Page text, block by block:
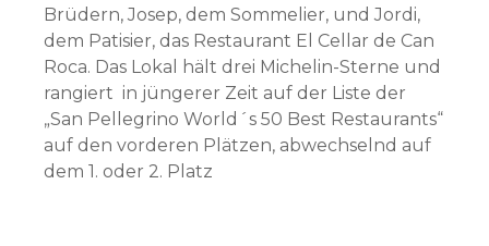
Brüdern, Josep, dem Sommelier, und Jordi,
dem Patisier, das Restaurant El Cellar de Can
Roca. Das Lokal hält drei Michelin-Sterne und
rangiert in jüngerer Zeit auf der Liste der
„San Pellegrino World´s 50 Best Restaurants“
auf den vorderen Plätzen, abwechselnd auf
dem 1. oder 2. Platz